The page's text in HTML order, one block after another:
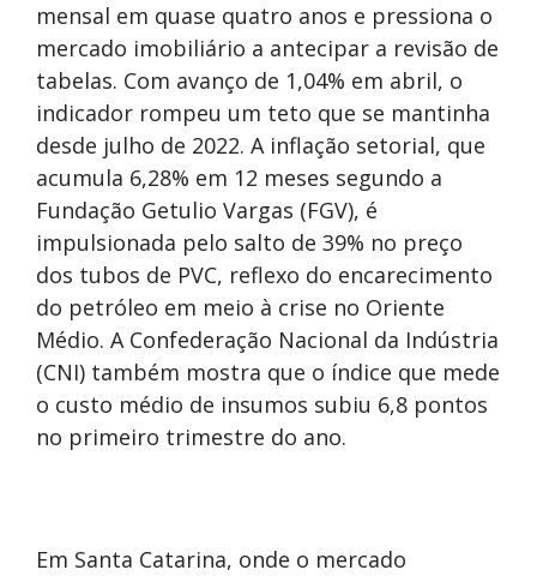
mensal em quase quatro anos e pressiona o
mercado imobiliário a antecipar a revisão de
tabelas. Com avanço de 1,04% em abril, o
indicador rompeu um teto que se mantinha
desde julho de 2022. A inflação setorial, que
acumula 6,28% em 12 meses segundo a
Fundação Getulio Vargas (FGV), é
impulsionada pelo salto de 39% no preço
dos tubos de PVC, reflexo do encarecimento
do petróleo em meio à crise no Oriente
Médio. A Confederação Nacional da Indústria
(CNI) também mostra que o índice que mede
o custo médio de insumos subiu 6,8 pontos
no primeiro trimestre do ano.
Em Santa Catarina, onde o mercado